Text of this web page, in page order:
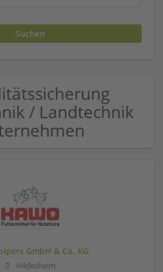
/ Landtechnik
GmbH & Co. KG
Hildesheim